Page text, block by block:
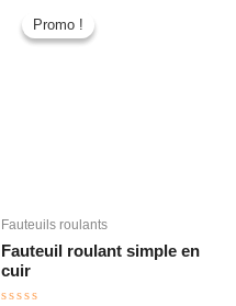
Promo !
Promo !
Fauteuils roulants
Fauteuil roulant simple en
cuir